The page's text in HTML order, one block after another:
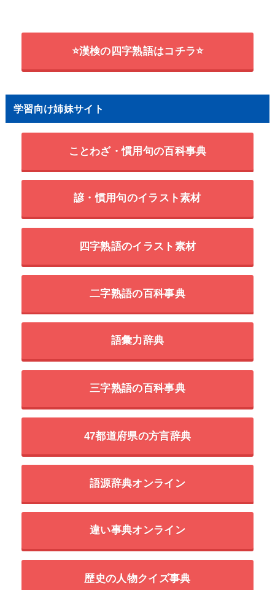
⭐漢検の四字熟語はコチラ⭐
学習向け姉妹サイト
ことわざ・慣用句の百科事典
諺・慣用句のイラスト素材
四字熟語のイラスト素材
二字熟語の百科事典
語彙力辞典
三字熟語の百科事典
47都道府県の方言辞典
語源辞典オンライン
違い事典オンライン
歴史の人物クイズ事典